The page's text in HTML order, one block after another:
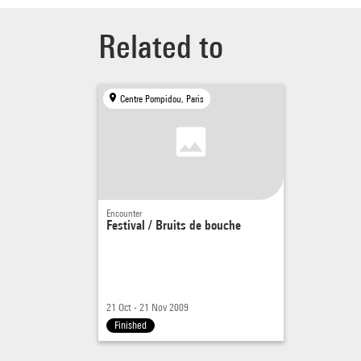
Related to
Centre Pompidou, Paris
Encounter
Festival / Bruits de bouche
21 Oct - 21 Nov 2009
Finished